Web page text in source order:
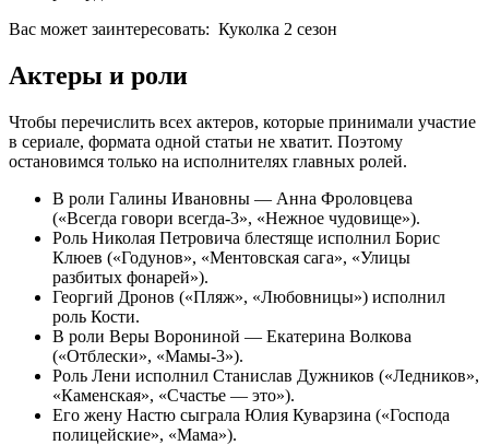
Вас может заинтересовать: Куколка 2 сезон
Актеры и роли
Чтобы перечислить всех актеров, которые принимали участие
в сериале, формата одной статьи не хватит. Поэтому
остановимся только на исполнителях главных ролей.
В роли Галины Ивановны — Анна Фроловцева
(«Всегда говори всегда-3», «Нежное чудовище»).
Роль Николая Петровича блестяще исполнил Борис
Клюев («Годунов», «Ментовская сага», «Улицы
разбитых фонарей»).
Георгий Дронов («Пляж», «Любовницы») исполнил
роль Кости.
В роли Веры Ворониной — Екатерина Волкова
(«Отблески», «Мамы-3»).
Роль Лени исполнил Станислав Дужников («Ледников»,
«Каменская», «Счастье — это»).
Его жену Настю сыграла Юлия Куварзина («Господа
полицейские», «Мама»).